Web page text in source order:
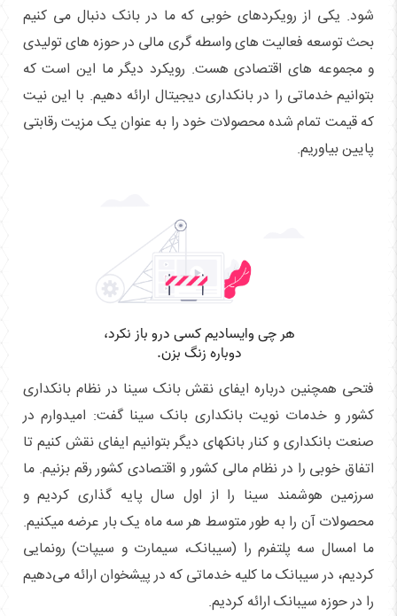
شود. یکی از رویکردهای خوبی که ما در بانک دنبال می کنیم
بحث توسعه فعالیت های واسطه گری مالی در حوزه های تولیدی
و مجموعه های اقتصادی هست. رویکرد دیگر ما این است که
بتوانیم خدماتی را در بانکداری دیجیتال ارائه دهیم. با این نیت
که قیمت تمام شده محصولات خود را به عنوان یک مزیت رقابتی
پایین بیاوریم.
فتحی همچنین درباره ایفای نقش بانک سینا در نظام بانکداری
کشور و خدمات نویت بانکداری بانک سینا گفت: امیدوارم در
صنعت بانکداری و کنار بانکهای دیگر بتوانیم ایفای نقش کنیم تا
اتفاق خوبی را در نظام مالی کشور و اقتصادی کشور رقم بزنیم. ما
سرزمین هوشمند سینا را از اول سال پایه گذاری کردیم و
محصولات آن را به طور متوسط هر سه ماه یک بار عرضه میکنیم.
ما امسال سه پلتفرم را (سیبانک، سیمارت و سیپات) رونمایی
کردیم، در سیبانک ما کلیه خدماتی که در پیشخوان ارائه می‌دهیم
را در حوزه سیبانک ارائه کردیم.